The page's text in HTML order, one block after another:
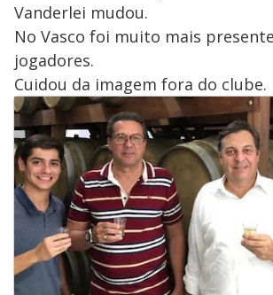
Vanderlei mudou.
No Vasco foi muito mais
jogadores.
Cuidou da imagem fora do clube.